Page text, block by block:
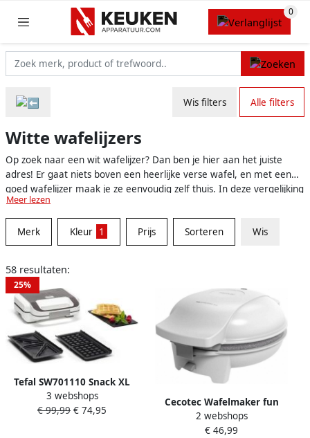
Wis filters Alle filters
Witte wafelijzers
Op zoek naar een wit wafelijzer? Dan ben je hier aan het juiste
adres! Er gaat niets boven een heerlijke verse wafel, en met een
goed wafelijzer maak je ze eenvoudig zelf thuis. In deze vergelijking
vind je verschillende witte wafelijzers, zodat je eenvoudig het
perfecte model voor jouw keuken kunt kiezen. Witte wafelijzers
passen in bijna elk interieur, en vanwege hun tijdloze uitstraling
blijven ze ook lang mooi. Om ervoor te zorgen dat je het beste
eigenschappen en functies in deze vergelijking besproken.
Meer lezen
Merk Kleur 1 Prijs Sorteren Wis
58 resultaten:
25%
Tefal SW701110 Snack XL
multifunctionele croque-
apparatuur extra-worm en
3 webshops
€ 99,99 € 74,95
Cecotec Wafelmaker fun
GoFrestone 3 in 1 700W
2 webshops
€ 46,99